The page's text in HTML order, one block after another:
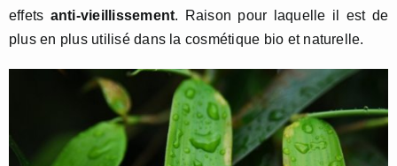
effets anti-vieillissement. Raison pour laquelle il est de
plus en plus utilisé dans la cosmétique bio et naturelle.